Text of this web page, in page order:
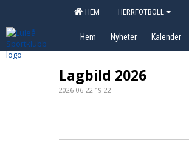
HEM HERRFOTBOLL
Hem Nyheter Kalender
Lagbild 2026
2026-06-22 19:22